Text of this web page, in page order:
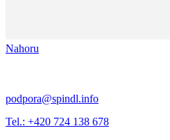
Nahoru
podpora@spindl.info
Tel.: +420 724 138 678